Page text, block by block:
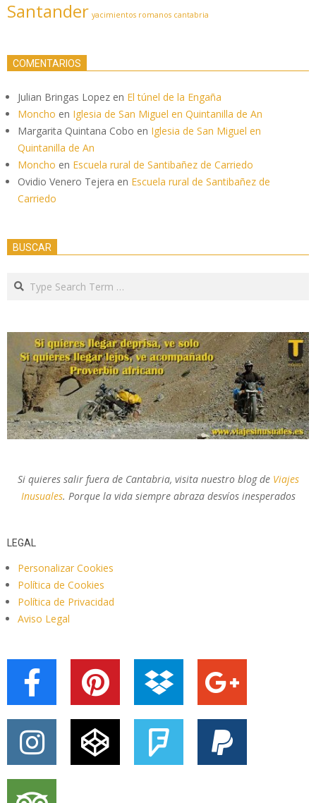
Santander yacimientos romanos cantabria
COMENTARIOS
Julian Bringas Lopez en El túnel de la Engaña
Moncho en Iglesia de San Miguel en Quintanilla de An
Margarita Quintana Cobo en Iglesia de San Miguel en
Quintanilla de An
Moncho en Escuela rural de Santibañez de Carriedo
Ovidio Venero Tejera en Escuela rural de Santibañez de
Carriedo
BUSCAR
Search
Si quieres salir fuera de Cantabria, visita nuestro blog de Viajes
Inusuales. Porque la vida siempre abraza desvíos inesperados
LEGAL
Personalizar Cookies
Política de Cookies
Política de Privacidad
Aviso Legal